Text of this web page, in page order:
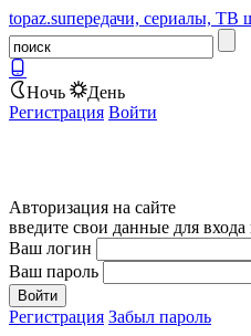
topaz.suпередачи, сериалы, ТВ
Ночь
День
Регистрация Войти
Авторизация на сайте
введите свои данные для входа
Ваш логин
Ваш пароль
Регистрация Забыл пароль